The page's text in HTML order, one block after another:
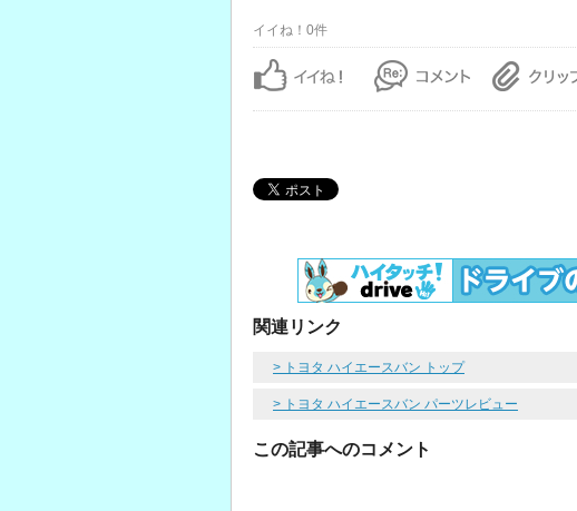
イイね！0件
関連リンク
> トヨタ ハイエースバン トップ
> トヨタ ハイエースバン パーツレビュー
この記事へのコメント